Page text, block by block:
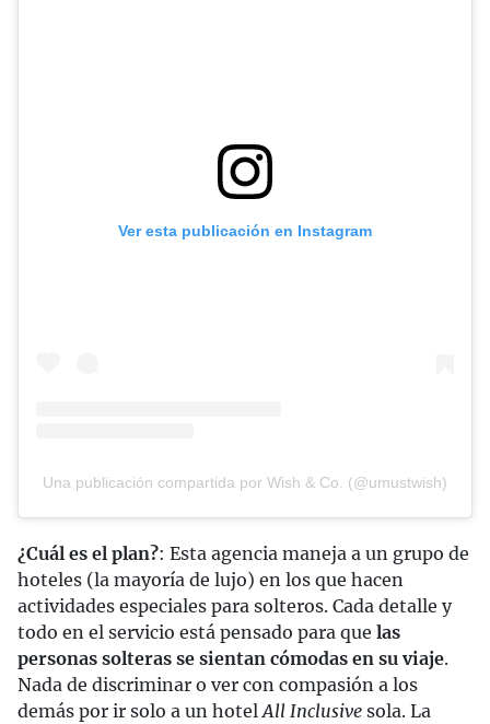
Ver esta publicación en Instagram
Una publicación compartida por Wish & Co. (@umustwish)
¿Cuál es el plan?: Esta agencia maneja a un grupo de
hoteles (la mayoría de lujo) en los que hacen
actividades especiales para solteros. Cada detalle y
todo en el servicio está pensado para que las
personas solteras se sientan cómodas en su viaje.
Nada de discriminar o ver con compasión a los
demás por ir solo a un hotel All Inclusive sola. La